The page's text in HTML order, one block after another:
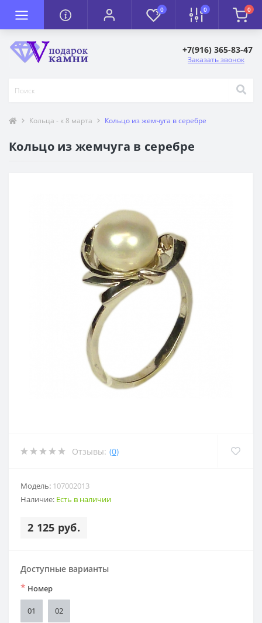
0 0 0
+7(916) 365-83-47
Заказать звонок
Кольца - к 8 марта Кольцо из жемчуга в серебре
Кольцо из жемчуга в серебре
Отзывы: (0)
Модель: 107002013
Наличие: Есть в наличии
2 125 руб.
Доступные варианты
* Номер
01 02